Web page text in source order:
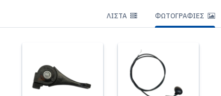
ΛΊΣΤΑ ΦΩΤΟΓΡΑΦΊΕΣ